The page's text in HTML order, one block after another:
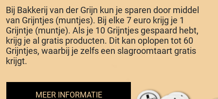
Bij Bakkerij van der Grijn kun je sparen door middel
van Grijntjes (muntjes). Bij elke 7 euro krijg je 1
Grijntje (muntje). Als je 10 Grijntjes gespaard hebt,
krijg je al gratis producten. Dit kan oplopen tot 60
Grijntjes, waarbij je zelfs een slagroomtaart gratis
krijgt.
MEER INFORMATIE